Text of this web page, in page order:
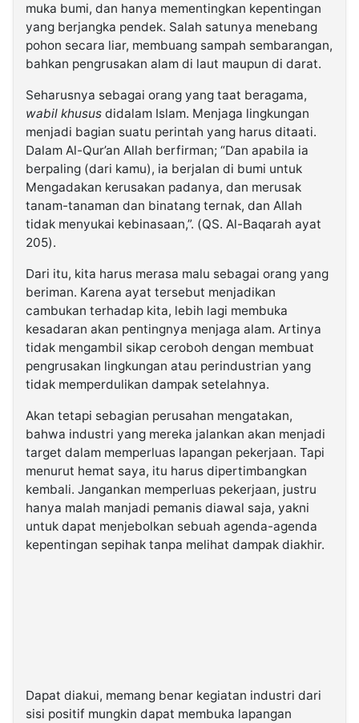
muka bumi, dan hanya mementingkan kepentingan
yang berjangka pendek. Salah satunya menebang
pohon secara liar, membuang sampah sembarangan,
bahkan pengrusakan alam di laut maupun di darat.
Seharusnya sebagai orang yang taat beragama,
wabil khusus didalam Islam. Menjaga lingkungan
menjadi bagian suatu perintah yang harus ditaati.
Dalam Al-Qur’an Allah berfirman; “Dan apabila ia
berpaling (dari kamu), ia berjalan di bumi untuk
Mengadakan kerusakan padanya, dan merusak
tanam-tanaman dan binatang ternak, dan Allah
tidak menyukai kebinasaan,”. (QS. Al-Baqarah ayat
205).
Dari itu, kita harus merasa malu sebagai orang yang
beriman. Karena ayat tersebut menjadikan
cambukan terhadap kita, lebih lagi membuka
kesadaran akan pentingnya menjaga alam. Artinya
tidak mengambil sikap ceroboh dengan membuat
pengrusakan lingkungan atau perindustrian yang
tidak memperdulikan dampak setelahnya.
Akan tetapi sebagian perusahan mengatakan,
bahwa industri yang mereka jalankan akan menjadi
target dalam memperluas lapangan pekerjaan. Tapi
menurut hemat saya, itu harus dipertimbangkan
kembali. Jangankan memperluas pekerjaan, justru
hanya malah manjadi pemanis diawal saja, yakni
untuk dapat menjebolkan sebuah agenda-agenda
kepentingan sepihak tanpa melihat dampak diakhir.
Dapat diakui, memang benar kegiatan industri dari
sisi positif mungkin dapat membuka lapangan